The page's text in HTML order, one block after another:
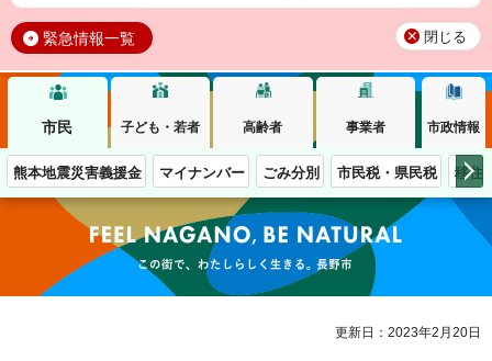
緊急情報一覧 閉じる
市民 子ども・若者 高齢者 事業者 市政情報
熊本地震災害義援金 マイナンバー ごみ分別 市民税・県民税 移住
この街で、わたしらしく生きる。長野市
更新日：2023年2月20日